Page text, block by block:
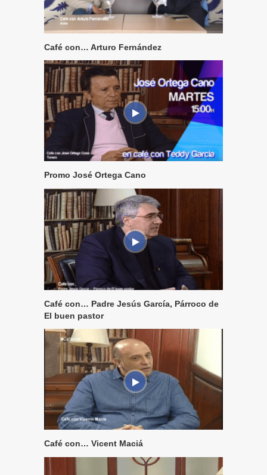
Café con… Arturo Fernández
Promo José Ortega Cano
Café con… Padre Jesús García, Párroco de
El buen pastor
Café con… Vicent Maciá